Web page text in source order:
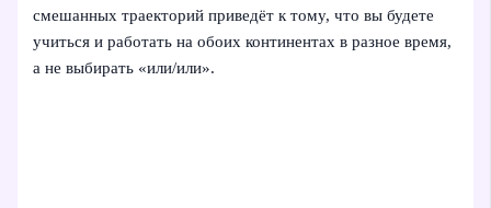
смешанных траекторий приведёт к тому, что вы будете
учиться и работать на обоих континентах в разное время,
а не выбирать «или/или».